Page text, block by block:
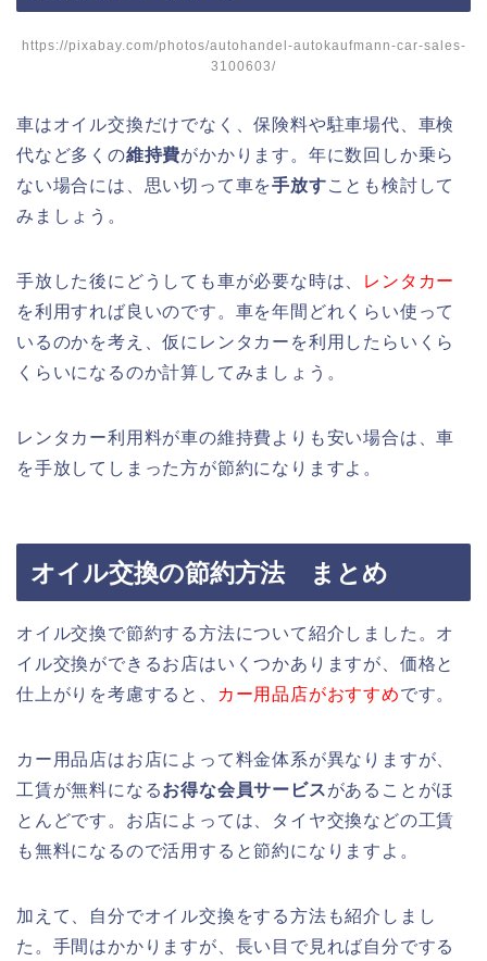
https://pixabay.com/photos/autohandel-autokaufmann-car-sales-
3100603/
車はオイル交換だけでなく、保険料や駐車場代、車検
代など多くの維持費がかかります。年に数回しか乗ら
ない場合には、思い切って車を手放すことも検討して
みましょう。
手放した後にどうしても車が必要な時は、
レンタカー
を利用すれば良いのです。車を年間どれくらい使って
いるのかを考え、仮にレンタカーを利用したらいくら
くらいになるのか計算してみましょう。
レンタカー利用料が車の維持費よりも安い場合は、車
を手放してしまった方が節約になりますよ。
オイル交換の節約方法 まとめ
オイル交換で節約する方法について紹介しました。オ
イル交換ができるお店はいくつかありますが、価格と
仕上がりを考慮すると、
カー用品店がおすすめです。
カー用品店はお店によって料金体系が異なりますが、
工賃が無料になるお得な会員サービスがあることがほ
とんどです。お店によっては、タイヤ交換などの工賃
も無料になるので活用すると節約になりますよ。
加えて、自分でオイル交換をする方法も紹介しまし
た。手間はかかりますが、長い目で見れば自分でする